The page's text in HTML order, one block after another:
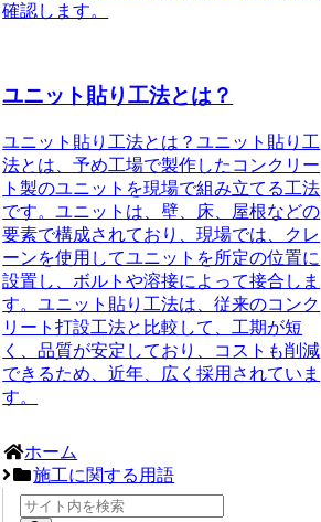
確認します。
ユニット貼り工法とは？
ユニット貼り工法とは？ユニット貼り工
法とは、予め工場で製作したコンクリー
ト製のユニットを現場で組み立てる工法
です。ユニットは、壁、床、屋根などの
要素で構成されており、現場では、クレ
ーンを使用してユニットを所定の位置に
設置し、ボルトや溶接によって接合しま
す。ユニット貼り工法は、従来のコンク
リート打設工法と比較して、工期が短
く、品質が安定しており、コストも削減
できるため、近年、広く採用されていま
す。
ホーム
施工に関する用語